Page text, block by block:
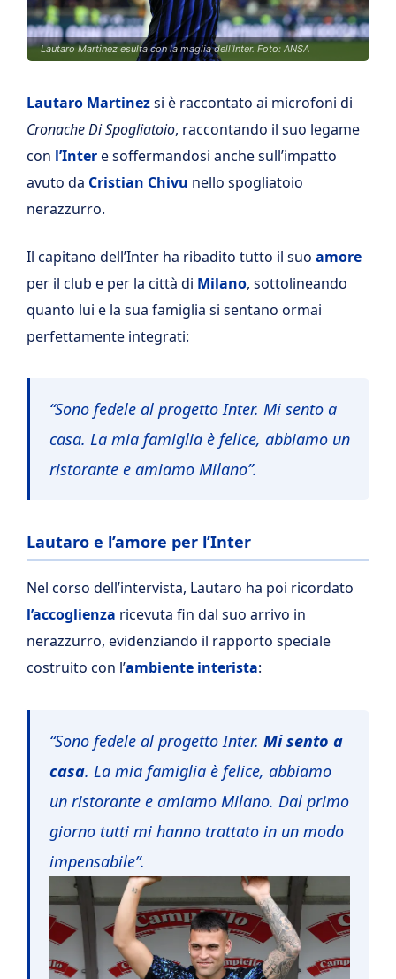
Lautaro Martinez esulta con la maglia dell'Inter. Foto: ANSA
Lautaro Martinezsi è raccontato ai microfoni di
Cronache Di Spogliatoio, raccontando il suo legame
con l’Intere soffermandosi anche sull’impatto
avuto da Cristian Chivu nello spogliatoio
nerazzurro.
Il capitano dell’Inter ha ribadito tutto il suo amore
per il club e per la città di Milano, sottolineando
quanto lui e la sua famiglia si sentano ormai
perfettamente integrati:
“Sono fedele al progetto Inter. Mi sento a
casa. La mia famiglia è felice, abbiamo un
ristorante e amiamo Milano”.
Lautaro e l’amore per l’Inter
Nel corso dell’intervista, Lautaro ha poi ricordato
l’accoglienza ricevuta fin dal suo arrivo in
nerazzurro, evidenziando il rapporto speciale
costruito con l’ambiente interista:
“Sono fedele al progetto Inter. Mi sento a
casa. La mia famiglia è felice, abbiamo
un ristorante e amiamo Milano. Dal primo
giorno tutti mi hanno trattato in un modo
impensabile”.